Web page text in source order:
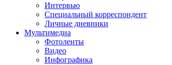
Интервью
Специальный корреспондент
Личные дневники
Мультимедиа
Фотоленты
Видео
Инфографика